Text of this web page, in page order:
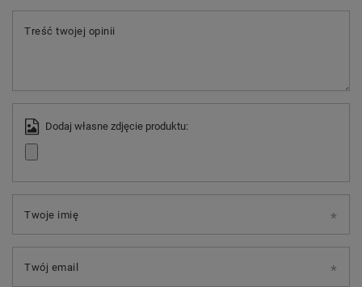
Treść twojej opinii
Dodaj własne zdjęcie produktu:
Twoje imię
Twój email